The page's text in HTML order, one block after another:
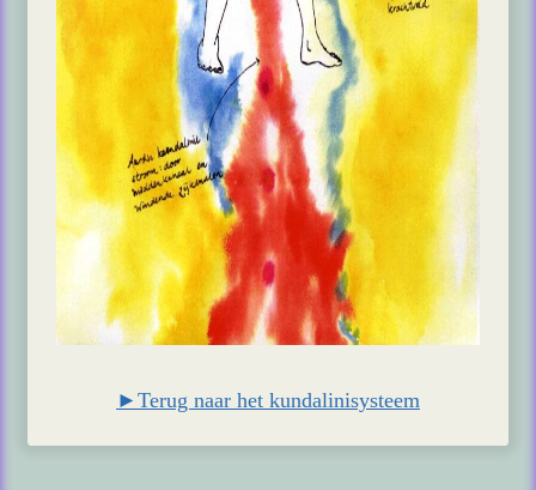
►Terug naar het kundalinisysteem